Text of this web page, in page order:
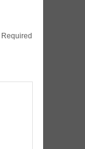
Required